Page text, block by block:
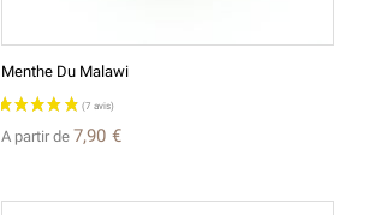
Menthe Du Malawi
A partir de 7,90 €